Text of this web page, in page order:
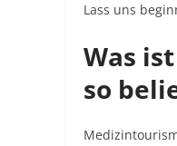
Lass uns
Was
so